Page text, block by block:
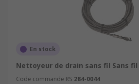
En stock
Nettoyeur de drain sans fil Sans fil
Code commande RS 284-0044